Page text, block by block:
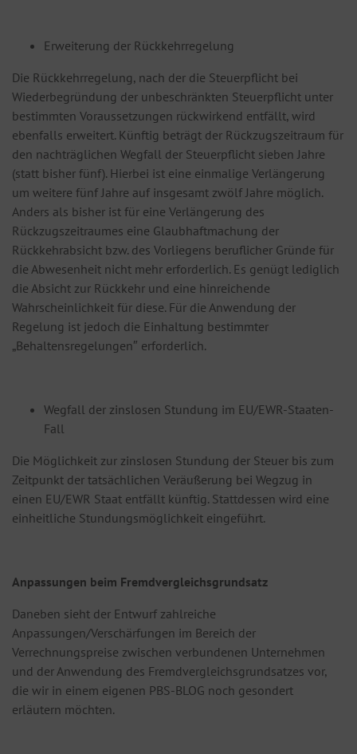
Erweiterung der Rückkehrregelung
Die Rückkehrregelung, nach der die Steuerpflicht bei
Wiederbegründung der unbeschränkten Steuerpflicht unter
bestimmten Voraussetzungen rückwirkend entfällt, wird
ebenfalls erweitert. Künftig beträgt der Rückzugszeitraum für
den nachträglichen Wegfall der Steuerpflicht sieben Jahre
(statt bisher fünf). Hierbei ist eine einmalige Verlängerung
um weitere fünf Jahre auf insgesamt zwölf Jahre möglich.
Anders als bisher ist für eine Verlängerung des
Rückzugszeitraumes eine Glaubhaftmachung der
Rückkehrabsicht bzw. des Vorliegens beruflicher Gründe für
die Abwesenheit nicht mehr erforderlich. Es genügt lediglich
die Absicht zur Rückkehr und eine hinreichende
Wahrscheinlichkeit für diese. Für die Anwendung der
Regelung ist jedoch die Einhaltung bestimmter
„Behaltensregelungen″ erforderlich.
Wegfall der zinslosen Stundung im EU/EWR-Staaten-
Fall
Die Möglichkeit zur zinslosen Stundung der Steuer bis zum
Zeitpunkt der tatsächlichen Veräußerung bei Wegzug in
einen EU/EWR Staat entfällt künftig. Stattdessen wird eine
einheitliche Stundungsmöglichkeit eingeführt.
Anpassungen beim Fremdvergleichsgrundsatz
Daneben sieht der Entwurf zahlreiche
Anpassungen/Verschärfungen im Bereich der
Verrechnungspreise zwischen verbundenen Unternehmen
und der Anwendung des Fremdvergleichsgrundsatzes vor,
die wir in einem eigenen PBS-BLOG noch gesondert
erläutern möchten.